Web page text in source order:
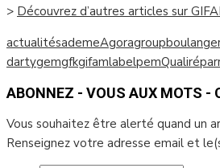
> Découvrez d’autres articles sur
actualitésademeAgoragroup
dartygemgfkgifamlabelpemQualirépar
ABONNEZ - VOUS AUX MOTS -
Vous souhaitez être alerté quand un
Renseignez votre adresse email et